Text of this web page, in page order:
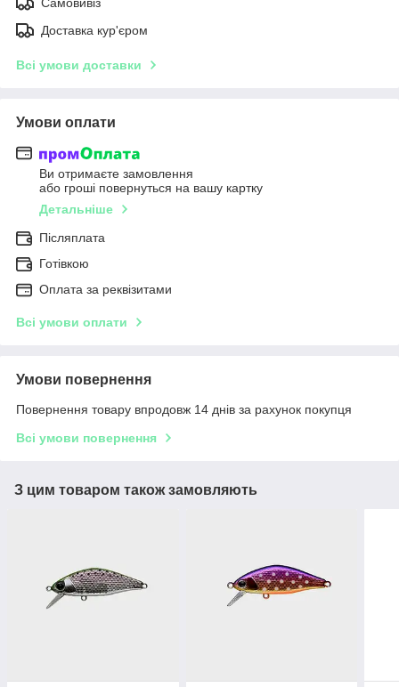
Доставка кур'єром
Всі умови доставки
Умови оплати
Ви отримаєте замовлення
або гроші повернуться на вашу картку
Детальніше
Післяплата
Готівкою
Оплата за реквізитами
Всі умови оплати
Умови повернення
Повернення товару впродовж 14 днів за рахунок покупця
Всі умови повернення
З цим товаром також замовляють